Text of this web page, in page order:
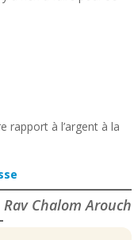
rapport à l’argent à la
Chalom Arouch